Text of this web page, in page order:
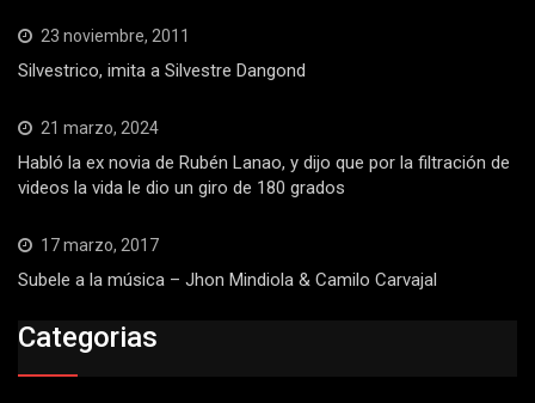
23 noviembre, 2011
Silvestrico, imita a Silvestre Dangond
21 marzo, 2024
Habló la ex novia de Rubén Lanao, y dijo que por la filtración de
videos la vida le dio un giro de 180 grados
17 marzo, 2017
Subele a la música – Jhon Mindiola & Camilo Carvajal
Categorias